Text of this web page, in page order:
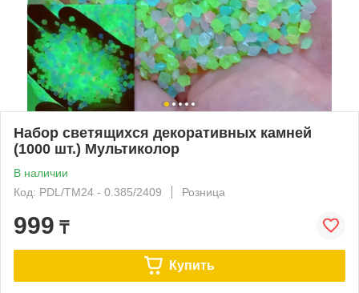
Набор светящихся декоративных камней
(1000 шт.) Мультиколор
В наличии
Код: PDL/TM24 - 0.385/2409
Розница
999 ₸
Купить